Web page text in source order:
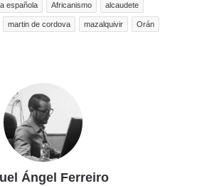
española Africanismo alcaudete
martin de cordova mazalquivir Orán
Ángel Ferreiro